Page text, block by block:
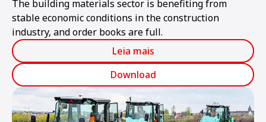
The building materials sector is benefiting from
stable economic conditions in the construction
industry, and order books are full.
Leia mais
Download